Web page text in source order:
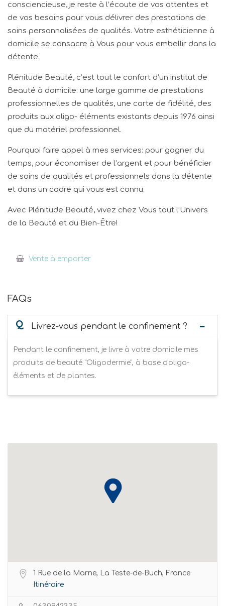
consciencieuse, je reste à l’écoute de vos attentes et
de vos besoins pour vous délivrer des prestations de
soins personnalisées de qualités. Votre esthéticienne à
domicile se consacre à Vous pour vous embellir dans la
détente.
Plénitude Beauté, c’est tout le confort d’un institut de
Beauté à domicile: une large gamme de prestations
professionnelles de qualités, une carte de fidélité, des
produits aux oligo- éléments existants depuis 1976 ainsi
que du matériel professionnel.
Pourquoi faire appel à mes services: pour gagner du
temps, pour économiser de l’argent et pour bénéficier
de soins de qualités et professionnels dans la détente
et dans un cadre qui vous est connu.
Avec Plénitude Beauté, vivez chez Vous tout l’Univers
de la Beauté et du Bien-Être!
Vente à emporter
FAQs
Q Livrez-vous pendant le confinement ?
Pendant le confinement, je livre à votre domicile mes
produits de beauté "Oligodermie", à base d'oligo-
éléments et de plantes.
1 Rue de la Marne, La Teste-de-Buch, France
Itinéraire